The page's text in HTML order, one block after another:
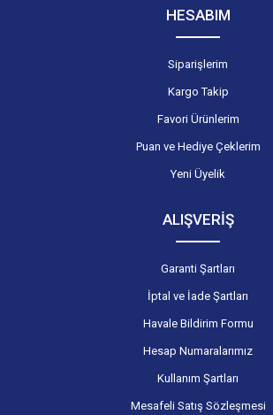
HESABIM
Siparişlerim
Kargo Takip
Favori Ürünlerim
Puan ve Hediye Çeklerim
Yeni Üyelik
ALIŞVERİŞ
Garanti Şartları
İptal ve İade Şartları
Havale Bildirim Formu
Hesap Numaralarımız
Kullanım Şartları
Mesafeli Satış Sözleşmesi